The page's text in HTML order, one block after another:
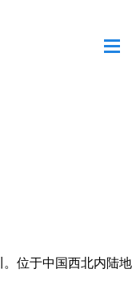
位于中国西北内陆地